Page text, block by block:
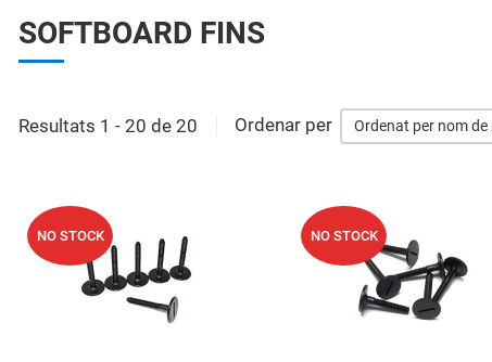
SOFTBOARD FINS
Resultats 1 - 20 de 20 Ordenar per Ordenat per nom
NO STOCK
Add to Wishlist
Quick View
NO STOCK